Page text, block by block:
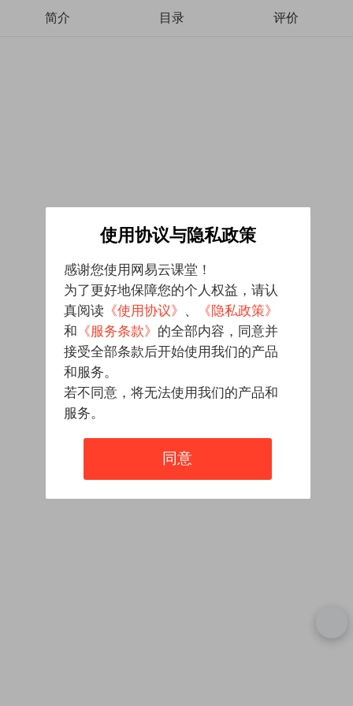
简介 目录 评价
使用协议与隐私政策
感谢您使用网易云课堂！
为了更好地保障您的个人权益，请认
真阅读 《使用协议》 、
《隐私政策》
和 《服务条款》 的全部内容，同意并
接受全部条款后开始使用我们的产品
和服务。
若不同意，将无法使用我们的产品和
服务。
同意